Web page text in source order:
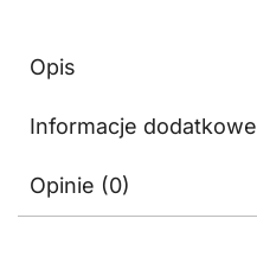
Opis
Informacje dodatkowe
Opinie (0)